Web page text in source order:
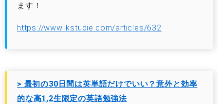
ます！
https://www.ikstudie.com/articles/632
> 最初の30日間は英単語だけでいい？意外と効率
的な高1,2生限定の英語勉強法